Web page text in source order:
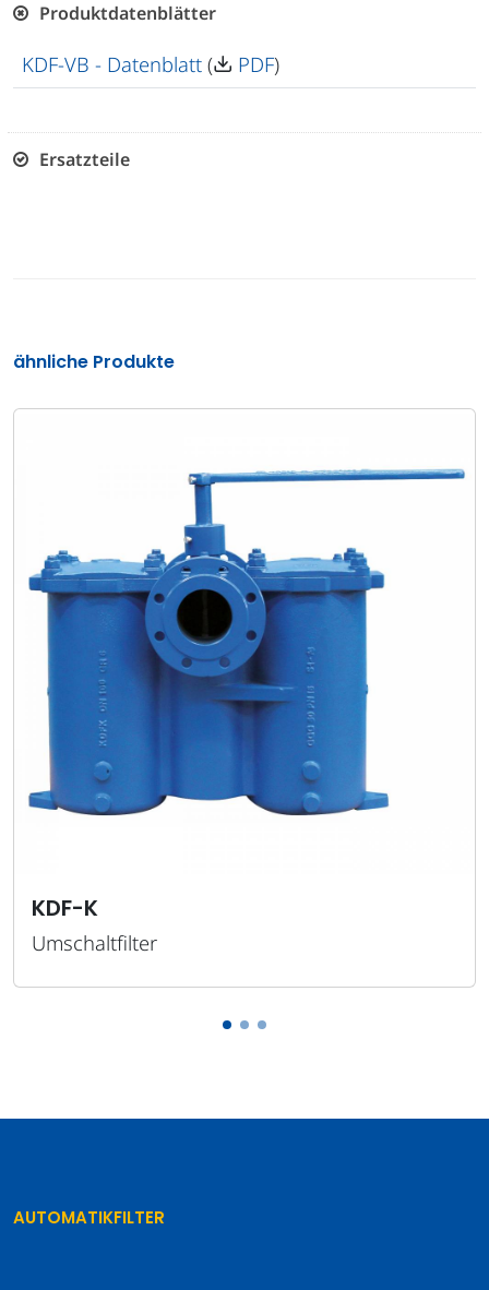
Produktdatenblätter
KDF-VB - Datenblatt ( PDF)
Ersatzteile
ähnliche Produkte
Umschaltfilter
AUTOMATIKFILTER